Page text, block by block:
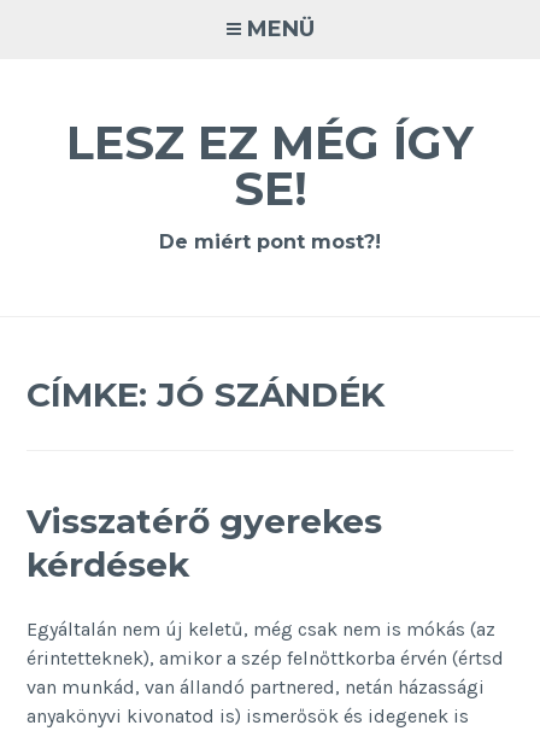
MENÜ
LESZ EZ MÉG ÍGY
SE!
De miért pont most?!
CÍMKE:JÓ SZÁNDÉK
Visszatérő gyerekes
kérdések
Egyáltalán nem új keletű, még csak nem is mókás (az
érintetteknek), amikor a szép felnőttkorba érvén (értsd
van munkád, van állandó partnered, netán házassági
anyakönyvi kivonatod is) ismerősök és idegenek is